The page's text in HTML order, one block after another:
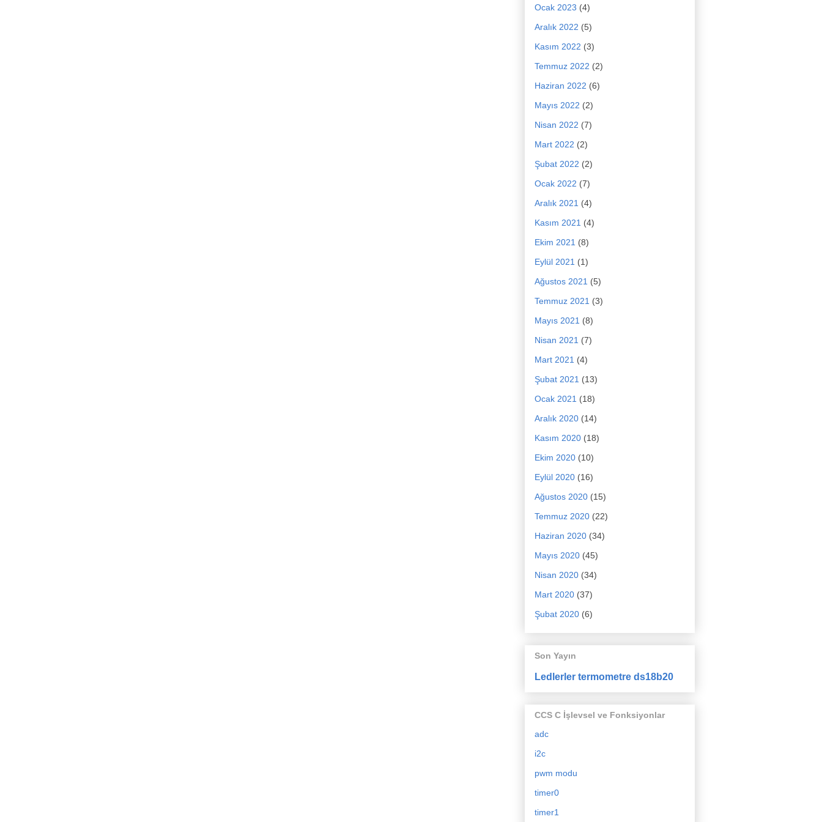
Ocak 2023 (4)
Aralık 2022 (5)
Kasım 2022 (3)
Temmuz 2022 (2)
Haziran 2022 (6)
Mayıs 2022 (2)
Nisan 2022 (7)
Mart 2022 (2)
Şubat 2022 (2)
Ocak 2022 (7)
Aralık 2021 (4)
Kasım 2021 (4)
Ekim 2021 (8)
Eylül 2021 (1)
Ağustos 2021 (5)
Temmuz 2021 (3)
Mayıs 2021 (8)
Nisan 2021 (7)
Mart 2021 (4)
Şubat 2021 (13)
Ocak 2021 (18)
Aralık 2020 (14)
Kasım 2020 (18)
Ekim 2020 (10)
Eylül 2020 (16)
Ağustos 2020 (15)
Temmuz 2020 (22)
Haziran 2020 (34)
Mayıs 2020 (45)
Nisan 2020 (34)
Mart 2020 (37)
Şubat 2020 (6)
Son Yayın
Ledlerler termometre ds18b20
CCS C İşlevsel ve Fonksiyonlar
adc
i2c
pwm modu
timer0
timer1